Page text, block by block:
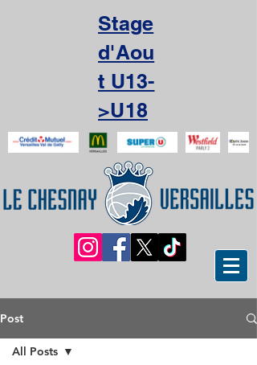
Stage
d'Aou
t U13-
>U18
Post
All Posts